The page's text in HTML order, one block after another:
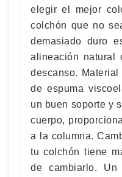
elegir el mejor
colchón que no
demasiado duro
alineación natural
descanso.
de espuma
un buen soporte y
cuerpo,
a la columna.
tu colchón tiene
de cambiarlo.